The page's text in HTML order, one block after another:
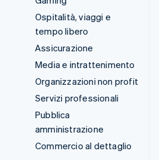
Ospitalità, viaggi e
tempo libero
Assicurazione
Media e intrattenimento
Organizzazioni non profit
Servizi professionali
Pubblica
amministrazione
Commercio al dettaglio